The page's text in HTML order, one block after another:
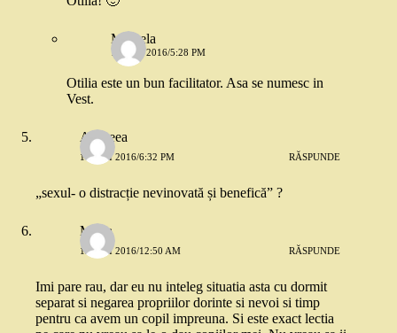
Mihaela
10 MAI 2016/5:28 PM
Otilia este un bun facilitator. Asa se numesc in
Vest.
Andreea
10 MAI 2016/6:32 PM RĂSPUNDE
„sexul- o distracție nevinovată și benefică” ?
Maria
12 MAI 2016/12:50 AM RĂSPUNDE
Imi pare rau, dar eu nu inteleg situatia asta cu dormit
separat si negarea propriilor dorinte si nevoi si timp
pentru ca avem un copil impreuna. Si este exact lectia